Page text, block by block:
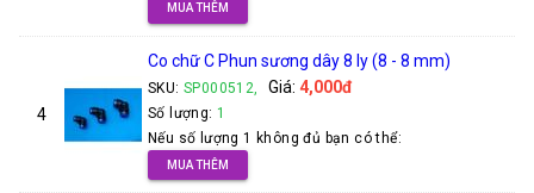
MUA THÊM
4
Co chữ C Phun sương dây 8 ly (8 - 8 mm)
SKU: SP000512, Giá: 4,000đ
Số lượng: 1
Nếu số lượng 1 không đủ bạn có thể:
MUA THÊM